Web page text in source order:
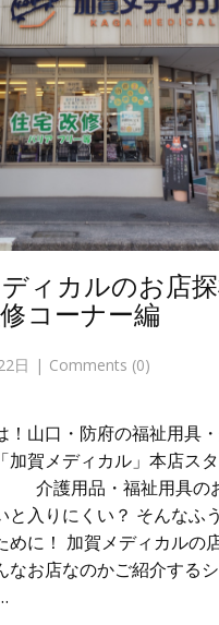
ィカルのお店探
コーナー編
日 Comments (0)
！山口・防府の福祉用具
加賀メディカル」本店ス
介護用品・福祉用具の
と入りにくい？ そんなふ
めに！ 加賀メディカルの
なお店なのかご紹介する